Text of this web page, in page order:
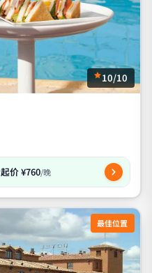
10/10
起价 ¥760/晚
最佳位置